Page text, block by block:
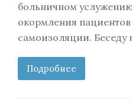
больничном
окормления
самоизоляции. Беседу
Подробнее